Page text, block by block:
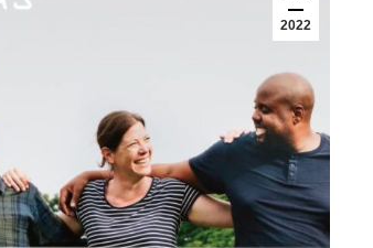
2022